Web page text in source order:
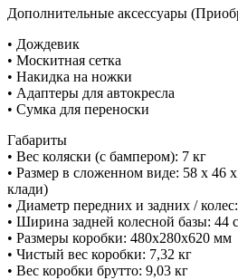
Дополнительные аксессуары
• Дождевик
• Москитная сетка
• Накидка на ножки
• Адаптеры для автокресла
• Сумка для переноски
Габариты
• Вес коляски (с бампером): 7 кг
• Размер в сложенном виде: 58 х 46
клади)
• Диаметр передних и задних /
• Ширина задней колесной базы: 44
• Размеры коробки: 480x280x620 мм
• Чистый вес коробки: 7,32 кг
• Вес коробки брутто: 9,03 кг